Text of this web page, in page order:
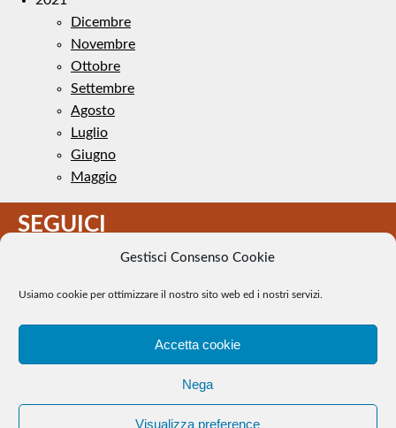
Gestisci Consenso Cookie
Usiamo cookie per ottimizzare il nostro sito web ed i nostri servizi.
Accetta cookie
Nega
Visualizza preference
Dicembre
Novembre
Ottobre
Settembre
Agosto
Luglio
Giugno
Maggio
SEGUICI
pubblico dominio. Se il loro uso costituisce una violazione dei